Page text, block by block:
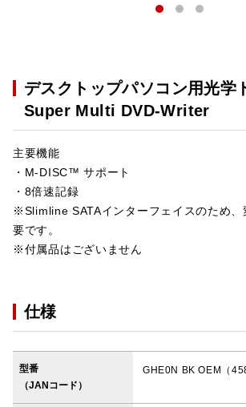
デスクトップパソコン用光学
Super Multi DVD-Writer
主要機能
・M-DISC™ サポート
・8倍速記録
※Slimline SATAインターフェイスのため、
要です。
※付属品はございません
仕様
型番
（JANコード）
GHE0N BK OEM（